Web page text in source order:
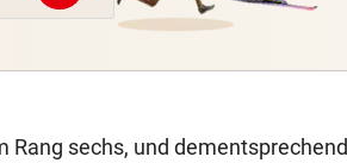
Rang sechs, und dementsprechend